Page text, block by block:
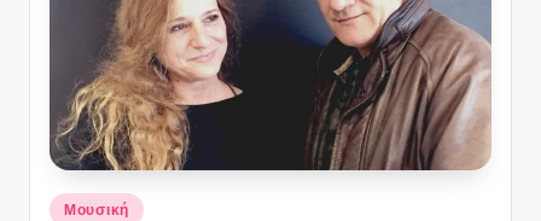
Αναρτήθηκε
Μουσική